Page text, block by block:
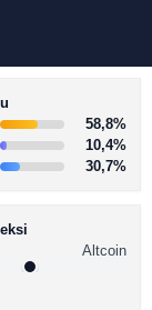
58,8%
10,4%
30,7%
Altcoin